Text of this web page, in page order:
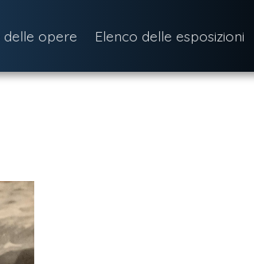
delle opere Elenco delle esposizioni